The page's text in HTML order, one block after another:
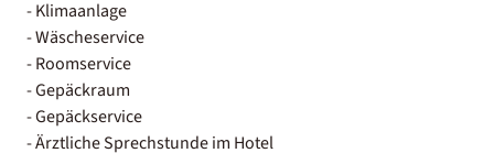
- Klimaanlage
- Wäscheservice
- Roomservice
- Gepäckraum
- Gepäckservice
- Ärztliche Sprechstunde im Hotel